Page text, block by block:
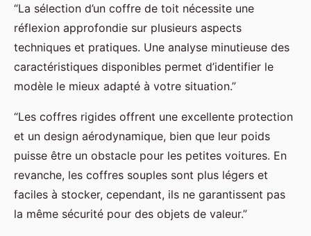
“La sélection d’un coffre de toit nécessite une
réflexion approfondie sur plusieurs aspects
techniques et pratiques. Une analyse minutieuse des
caractéristiques disponibles permet d’identifier le
modèle le mieux adapté à votre situation.”
“Les coffres rigides offrent une excellente protection
et un design aérodynamique, bien que leur poids
puisse être un obstacle pour les petites voitures. En
revanche, les coffres souples sont plus légers et
faciles à stocker, cependant, ils ne garantissent pas
la même sécurité pour des objets de valeur.”